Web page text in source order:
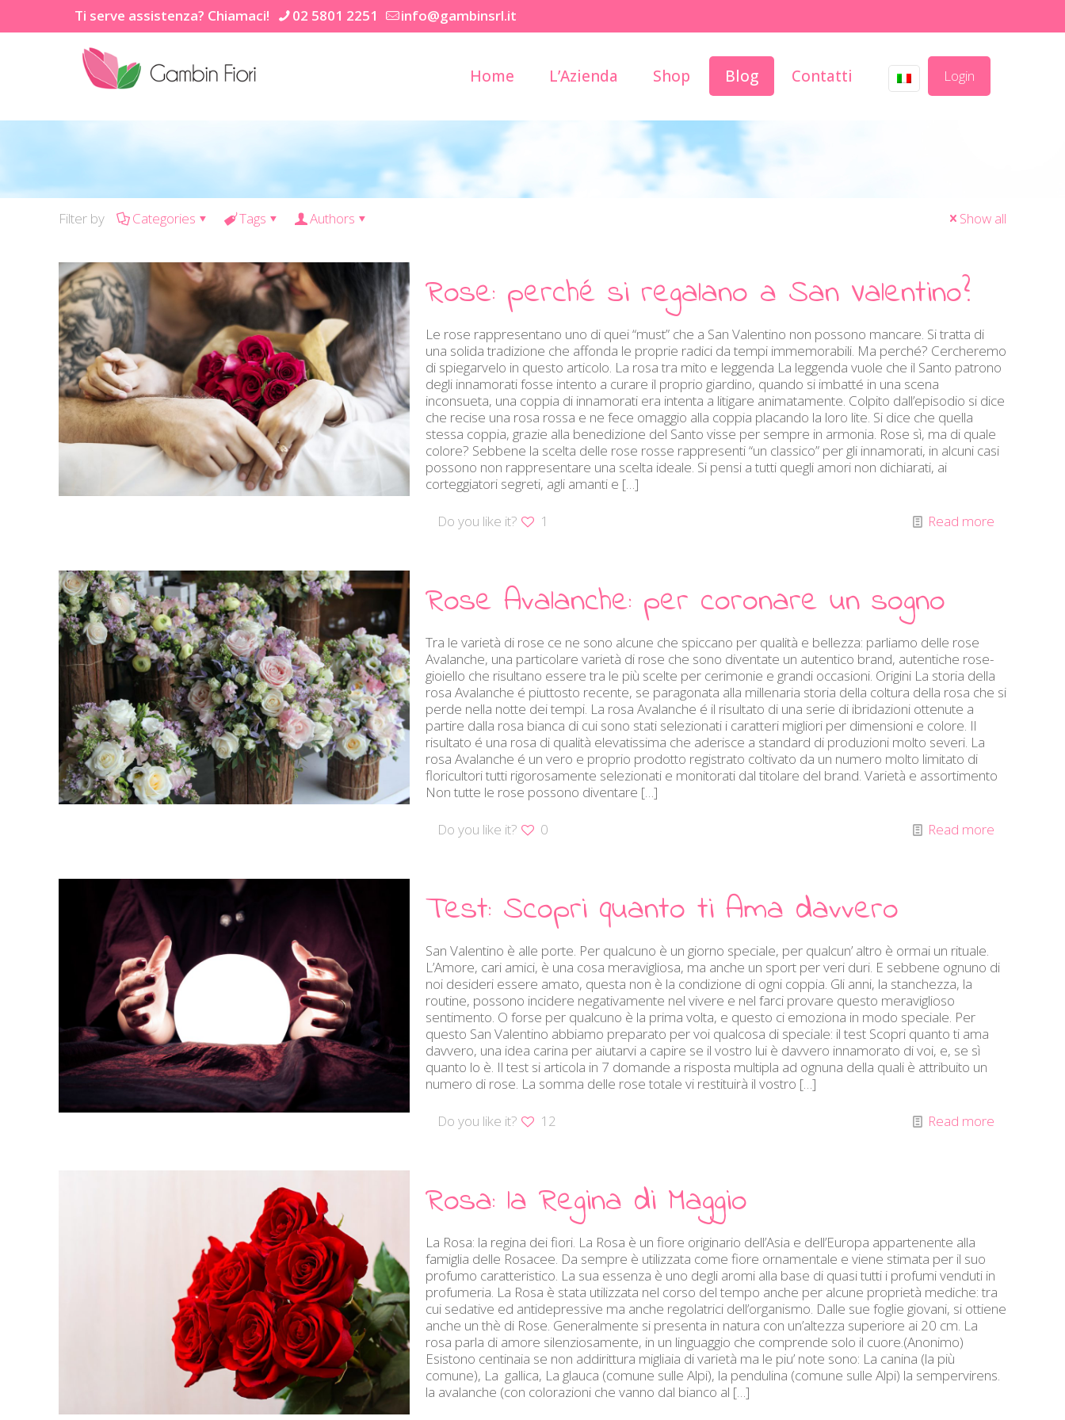
Ti serve assistenza? Chiamaci! 02 5801 2251 info@gambinsrl.it
Home L’Azienda Shop Blog Contatti Login
Filter by Categories Tags Authors Show all
Rose: perché si regalano a San Valentino?
Le rose rappresentano uno di quei “must” che a San Valentino non possono mancare. Si tratta di
una solida tradizione che affonda le proprie radici da tempi immemorabili. Ma perché? Cercheremo
di spiegarvelo in questo articolo. La rosa tra mito e leggenda La leggenda vuole che il Santo patrono
degli innamorati fosse intento a curare il proprio giardino, quando si imbatté in una scena
inconsueta, una coppia di innamorati era intenta a litigare animatamente. Colpito dall’episodio si dice
che recise una rosa rossa e ne fece omaggio alla coppia placando la loro lite. Si dice che quella
stessa coppia, grazie alla benedizione del Santo visse per sempre in armonia. Rose sì, ma di quale
colore? Sebbene la scelta delle rose rosse rappresenti “un classico” per gli innamorati, in alcuni casi
possono non rappresentare una scelta ideale. Si pensi a tutti quegli amori non dichiarati, ai
corteggiatori segreti, agli amanti e […]
Do you like it? 1 Read more
Rose Avalanche: per coronare un sogno
Tra le varietà di rose ce ne sono alcune che spiccano per qualità e bellezza: parliamo delle rose
Avalanche, una particolare varietà di rose che sono diventate un autentico brand, autentiche rose-
gioiello che risultano essere tra le più scelte per cerimonie e grandi occasioni. Origini La storia della
rosa Avalanche é piuttosto recente, se paragonata alla millenaria storia della coltura della rosa che si
perde nella notte dei tempi. La rosa Avalanche é il risultato di una serie di ibridazioni ottenute a
partire dalla rosa bianca di cui sono stati selezionati i caratteri migliori per dimensioni e colore. Il
risultato é una rosa di qualità elevatissima che aderisce a standard di produzioni molto severi. La
rosa Avalanche é un vero e proprio prodotto registrato coltivato da un numero molto limitato di
floricultori tutti rigorosamente selezionati e monitorati dal titolare del brand. Varietà e assortimento
Non tutte le rose possono diventare […]
Do you like it? 0 Read more
Test: Scopri quanto ti Ama davvero
San Valentino è alle porte. Per qualcuno è un giorno speciale, per qualcun’ altro è ormai un rituale.
L’Amore, cari amici, è una cosa meravigliosa, ma anche un sport per veri duri. E sebbene ognuno di
noi desideri essere amato, questa non è la condizione di ogni coppia. Gli anni, la stanchezza, la
routine, possono incidere negativamente nel vivere e nel farci provare questo meraviglioso
sentimento. O forse per qualcuno è la prima volta, e questo ci emoziona in modo speciale. Per
questo San Valentino abbiamo preparato per voi qualcosa di speciale: il test Scopri quanto ti ama
davvero, una idea carina per aiutarvi a capire se il vostro lui è davvero innamorato di voi, e, se sì
quanto lo è. Il test si articola in 7 domande a risposta multipla ad ognuna della quali è attribuito un
numero di rose. La somma delle rose totale vi restituirà il vostro […]
Do you like it? 12 Read more
Rosa: la Regina di Maggio
La Rosa: la regina dei fiori. La Rosa è un fiore originario dell’Asia e dell’Europa appartenente alla
famiglia delle Rosacee. Da sempre è utilizzata come fiore ornamentale e viene stimata per il suo
profumo caratteristico. La sua essenza è uno degli aromi alla base di quasi tutti i profumi venduti in
profumeria. La Rosa è stata utilizzata nel corso del tempo anche per alcune proprietà mediche: tra
cui sedative ed antidepressive ma anche regolatrici dell’organismo. Dalle sue foglie giovani, si ottiene
anche un thè di Rose. Generalmente si presenta in natura con un’altezza superiore ai 20 cm. La
rosa parla di amore silenziosamente, in un linguaggio che comprende solo il cuore.(Anonimo)
Esistono centinaia se non addirittura migliaia di varietà ma le piu’ note sono: La canina (la più
comune), La gallica, La glauca (comune sulle Alpi), la pendulina (comune sulle Alpi) la sempervirens.
la avalanche (con colorazioni che vanno dal bianco al […]